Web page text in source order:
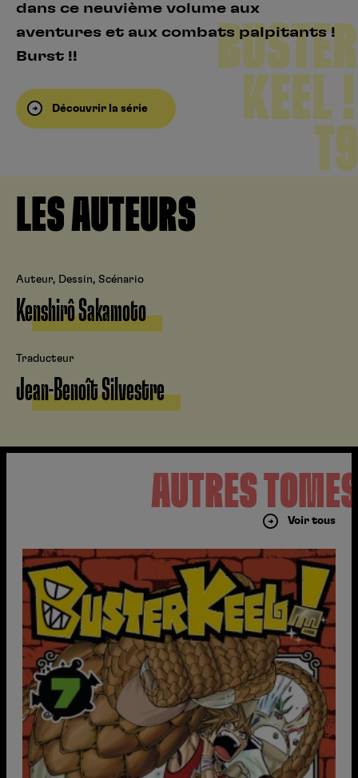
dans ce neuvième volume aux
aventures et aux combats palpitants !
Burst !!
Découvrir la série
BUSTER
KEEL !
T9
LES AUTEURS
Auteur, Dessin, Scénario
Kenshirô Sakamoto
Traducteur
Jean-Benoît Silvestre
AUTRES
Voir tous